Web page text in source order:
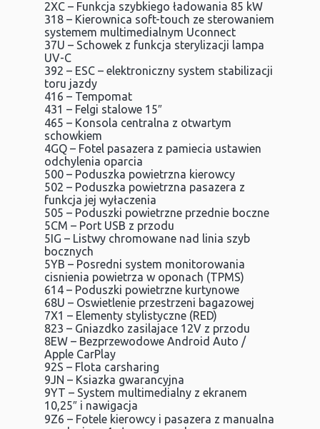
2XC – Funkcja szybkiego ładowania 85 kW
318 – Kierownica soft-touch ze sterowaniem
systemem multimedialnym Uconnect
37U – Schowek z funkcja sterylizacji lampa
UV-C
392 – ESC – elektroniczny system stabilizacji
toru jazdy
416 – Tempomat
431 – Felgi stalowe 15″
465 – Konsola centralna z otwartym
schowkiem
4GQ – Fotel pasazera z pamiecia ustawien
odchylenia oparcia
500 – Poduszka powietrzna kierowcy
502 – Poduszka powietrzna pasazera z
funkcja jej wyłaczenia
505 – Poduszki powietrzne przednie boczne
5CM – Port USB z przodu
5IG – Listwy chromowane nad linia szyb
bocznych
5YB – Posredni system monitorowania
cisnienia powietrza w oponach (TPMS)
614 – Poduszki powietrzne kurtynowe
68U – Oswietlenie przestrzeni bagazowej
7X1 – Elementy stylistyczne (RED)
823 – Gniazdko zasilajace 12V z przodu
8EW – Bezprzewodowe Android Auto /
Apple CarPlay
92S – Flota carsharing
9JN – Ksiazka gwarancyjna
9YT – System multimedialny z ekranem
10,25″ i nawigacja
9Z6 – Fotele kierowcy i pasazera z manualna